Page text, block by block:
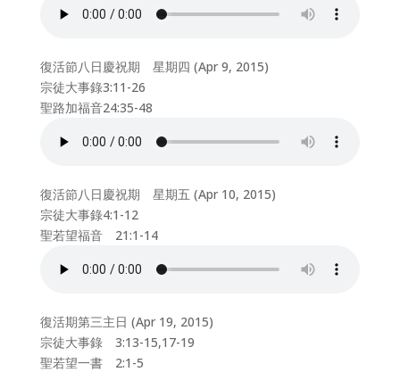
復活節八日慶祝期 星期四 (Apr 9, 2015)
宗徒大事錄3:11-26
聖路加福音24:35-48
復活節八日慶祝期 星期五 (Apr 10, 2015)
宗徒大事錄4:1-12
聖若望福音 21:1-14
復活期第三主日 (Apr 19, 2015)
宗徒大事錄 3:13-15,17-19
聖若望一書 2:1-5